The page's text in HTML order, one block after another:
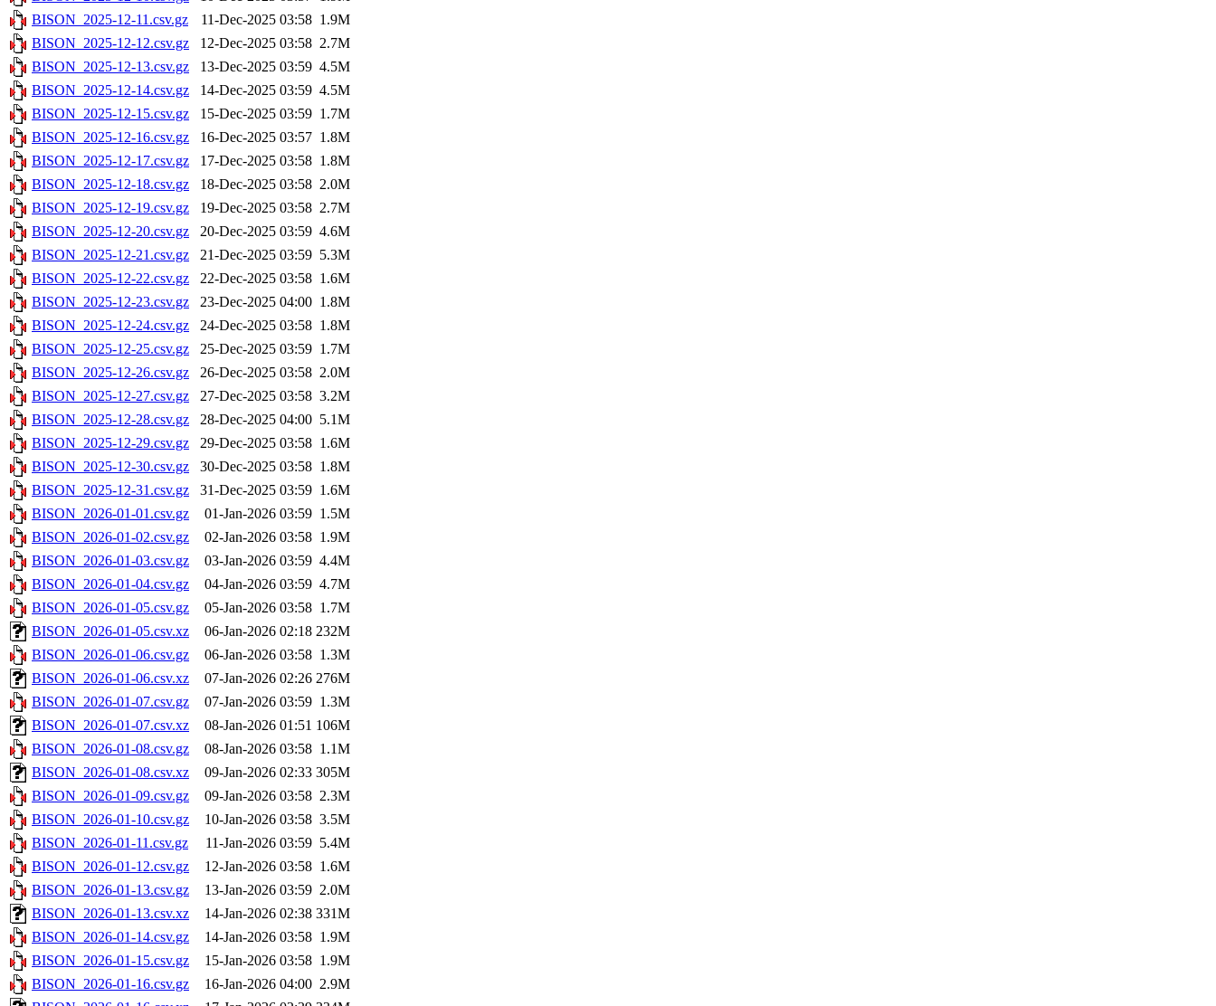
BISON_2025-12-11.csv.gz
11-Dec-2025 03:58 1.9M
BISON_2025-12-12.csv.gz
12-Dec-2025 03:58 2.7M
BISON_2025-12-13.csv.gz
13-Dec-2025 03:59 4.5M
BISON_2025-12-14.csv.gz
14-Dec-2025 03:59 4.5M
BISON_2025-12-15.csv.gz
15-Dec-2025 03:59 1.7M
BISON_2025-12-16.csv.gz
16-Dec-2025 03:57 1.8M
BISON_2025-12-17.csv.gz
17-Dec-2025 03:58 1.8M
BISON_2025-12-18.csv.gz
18-Dec-2025 03:58 2.0M
BISON_2025-12-19.csv.gz
19-Dec-2025 03:58 2.7M
BISON_2025-12-20.csv.gz
20-Dec-2025 03:59 4.6M
BISON_2025-12-21.csv.gz
21-Dec-2025 03:59 5.3M
BISON_2025-12-22.csv.gz
22-Dec-2025 03:58 1.6M
BISON_2025-12-23.csv.gz
23-Dec-2025 04:00 1.8M
BISON_2025-12-24.csv.gz
24-Dec-2025 03:58 1.8M
BISON_2025-12-25.csv.gz
25-Dec-2025 03:59 1.7M
BISON_2025-12-26.csv.gz
26-Dec-2025 03:58 2.0M
BISON_2025-12-27.csv.gz
27-Dec-2025 03:58 3.2M
BISON_2025-12-28.csv.gz
28-Dec-2025 04:00 5.1M
BISON_2025-12-29.csv.gz
29-Dec-2025 03:58 1.6M
BISON_2025-12-30.csv.gz
30-Dec-2025 03:58 1.8M
BISON_2025-12-31.csv.gz
31-Dec-2025 03:59 1.6M
BISON_2026-01-01.csv.gz
01-Jan-2026 03:59 1.5M
BISON_2026-01-02.csv.gz
02-Jan-2026 03:58 1.9M
BISON_2026-01-03.csv.gz
03-Jan-2026 03:59 4.4M
BISON_2026-01-04.csv.gz
04-Jan-2026 03:59 4.7M
BISON_2026-01-05.csv.gz
05-Jan-2026 03:58 1.7M
BISON_2026-01-05.csv.xz
06-Jan-2026 02:18 232M
BISON_2026-01-06.csv.gz
06-Jan-2026 03:58 1.3M
BISON_2026-01-06.csv.xz
07-Jan-2026 02:26 276M
BISON_2026-01-07.csv.gz
07-Jan-2026 03:59 1.3M
BISON_2026-01-07.csv.xz
08-Jan-2026 01:51 106M
BISON_2026-01-08.csv.gz
08-Jan-2026 03:58 1.1M
BISON_2026-01-08.csv.xz
09-Jan-2026 02:33 305M
BISON_2026-01-09.csv.gz
09-Jan-2026 03:58 2.3M
BISON_2026-01-10.csv.gz
10-Jan-2026 03:58 3.5M
BISON_2026-01-11.csv.gz
11-Jan-2026 03:59 5.4M
BISON_2026-01-12.csv.gz
12-Jan-2026 03:58 1.6M
BISON_2026-01-13.csv.gz
13-Jan-2026 03:59 2.0M
BISON_2026-01-13.csv.xz
14-Jan-2026 02:38 331M
BISON_2026-01-14.csv.gz
14-Jan-2026 03:58 1.9M
BISON_2026-01-15.csv.gz
15-Jan-2026 03:58 1.9M
BISON_2026-01-16.csv.gz
16-Jan-2026 04:00 2.9M